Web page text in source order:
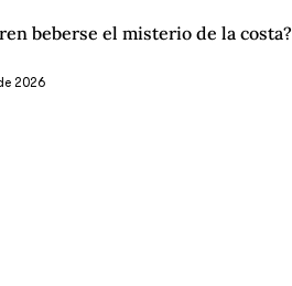
beberse el misterio de la costa?
2026